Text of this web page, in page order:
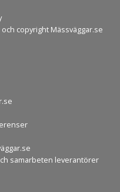
copyright Mässväggar.se
samarbeten leverantörer